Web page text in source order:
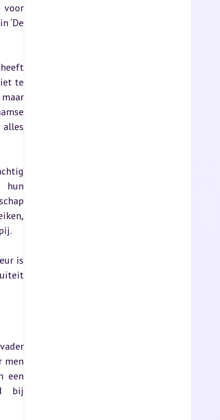
voor
‘De
te
alles
hun
is
men
een
bij